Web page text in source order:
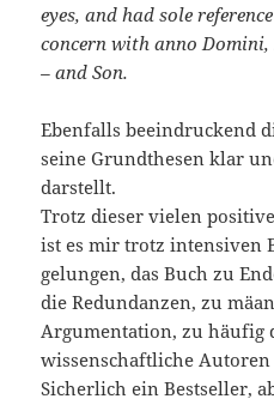
eyes, and had sole
concern with anno
– and Son.
Ebenfalls beeindruckend
seine Grundthesen klar
darstellt.
Trotz dieser vielen
ist es mir trotz intensiven
gelungen, das Buch zu
die Redundanzen, zu
Argumentation, zu häufig
wissenschaftliche
Sicherlich ein Bestseller,